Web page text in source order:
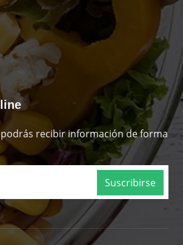
recibir información de forma
Suscribirse